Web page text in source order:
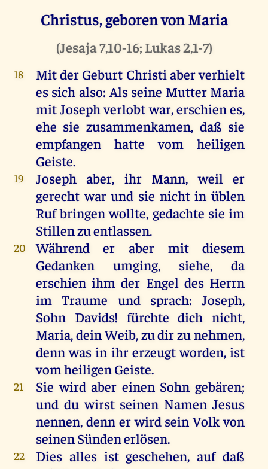
Christus, geboren von Maria
(Jesaja 7,10-16; Lukas 2,1-7)
18
Mit der Geburt Christi aber verhielt
es sich also: Als seine Mutter Maria
mit Joseph verlobt war, erschien es,
ehe sie zusammenkamen, daß sie
empfangen hatte vom heiligen
Geiste.
19
Joseph aber, ihr Mann, weil er
gerecht war und sie nicht in üblen
Ruf bringen wollte, gedachte sie im
Stillen zu entlassen.
20
Während er aber mit diesem
Gedanken umging, siehe, da
erschien ihm der Engel des Herrn
im Traume und sprach: Joseph,
Sohn Davids! fürchte dich nicht,
Maria, dein Weib, zu dir zu nehmen,
denn was in ihr erzeugt worden, ist
vom heiligen Geiste.
21
Sie wird aber einen Sohn gebären;
und du wirst seinen Namen Jesus
nennen, denn er wird sein Volk von
seinen Sünden erlösen.
22
Dies alles ist geschehen, auf daß